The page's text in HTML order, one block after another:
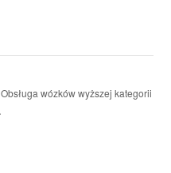
Obsługa wózków wyższej kategorii